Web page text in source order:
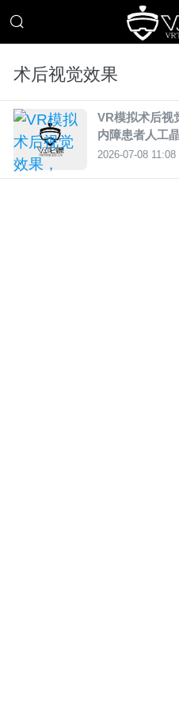
术后视觉效果
VR模拟术后视
内障患者人工
2026-07-08 11:08